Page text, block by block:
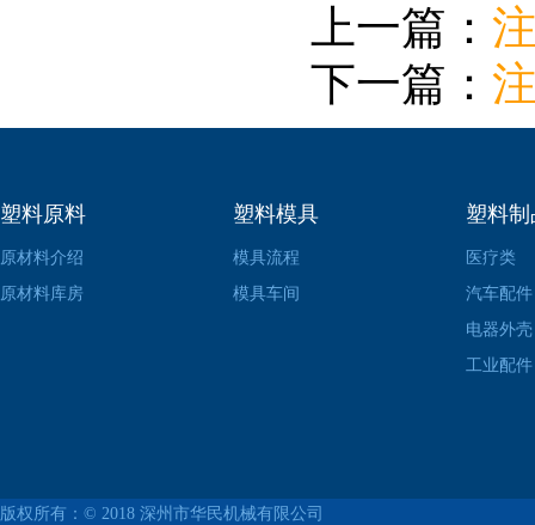
上一篇：
下一篇：
塑料原料
原材料介绍
原材料库房
塑料模具
模具流程
模具车间
塑料制
医疗类
汽车配件
电器外壳
工业配件
版权所有：© 2018 深州市华民机械有限公司